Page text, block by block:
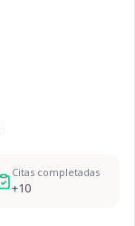
Citas completadas
+10